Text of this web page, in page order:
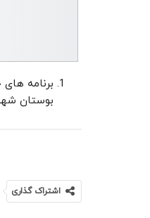
برنامه های
بوستان
اشتراک گذاری